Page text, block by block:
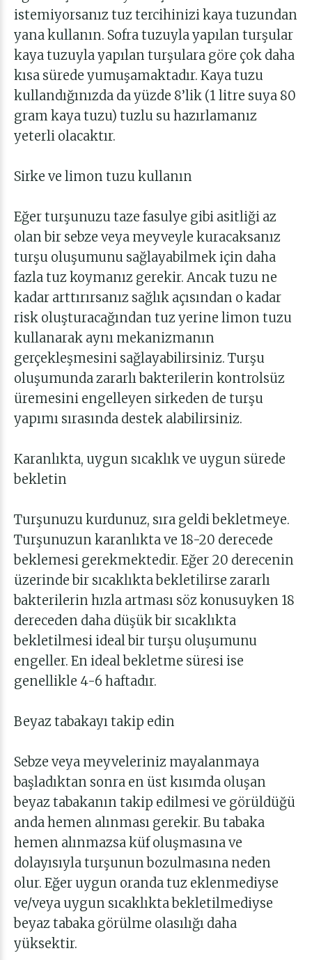
istemiyorsanız tuz tercihinizi kaya tuzundan
yana kullanın. Sofra tuzuyla yapılan turşular
kaya tuzuyla yapılan turşulara göre çok daha
kısa sürede yumuşamaktadır. Kaya tuzu
kullandığınızda da yüzde 8’lik (1 litre suya 80
gram kaya tuzu) tuzlu su hazırlamanız
yeterli olacaktır.
Sirke ve limon tuzu kullanın
Eğer turşunuzu taze fasulye gibi asitliği az
olan bir sebze veya meyveyle kuracaksanız
turşu oluşumunu sağlayabilmek için daha
fazla tuz koymanız gerekir. Ancak tuzu ne
kadar arttırırsanız sağlık açısından o kadar
risk oluşturacağından tuz yerine limon tuzu
kullanarak aynı mekanizmanın
gerçekleşmesini sağlayabilirsiniz. Turşu
oluşumunda zararlı bakterilerin kontrolsüz
üremesini engelleyen sirkeden de turşu
yapımı sırasında destek alabilirsiniz.
Karanlıkta, uygun sıcaklık ve uygun sürede
bekletin
Turşunuzu kurdunuz, sıra geldi bekletmeye.
Turşunuzun karanlıkta ve 18-20 derecede
beklemesi gerekmektedir. Eğer 20 derecenin
üzerinde bir sıcaklıkta bekletilirse zararlı
bakterilerin hızla artması söz konusuyken 18
dereceden daha düşük bir sıcaklıkta
bekletilmesi ideal bir turşu oluşumunu
engeller. En ideal bekletme süresi ise
genellikle 4-6 haftadır.
Beyaz tabakayı takip edin
Sebze veya meyveleriniz mayalanmaya
başladıktan sonra en üst kısımda oluşan
beyaz tabakanın takip edilmesi ve görüldüğü
anda hemen alınması gerekir. Bu tabaka
hemen alınmazsa küf oluşmasına ve
dolayısıyla turşunun bozulmasına neden
olur. Eğer uygun oranda tuz eklenmediyse
ve/veya uygun sıcaklıkta bekletilmediyse
beyaz tabaka görülme olasılığı daha
yüksektir.